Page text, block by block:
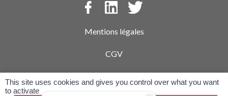
Mentions légales
CGV
Politique de confidentialité
This site uses cookies and gives you control over what you want
to activate